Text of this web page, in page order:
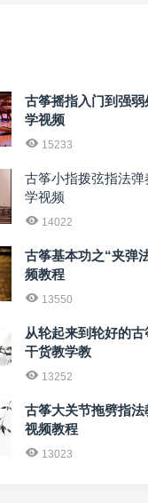
古筝摇指入门到强弱
学视频
15233
古筝小指拨弦指法弹
学视频
14022
古筝基本功之“夹弹
频教程
13550
从轮起来到轮好的
干货教学教
13252
古筝大关节拖劈指法
视频教程
13023